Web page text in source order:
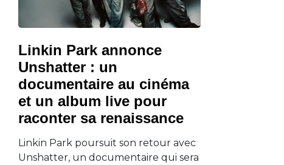
Linkin Park annonce
Unshatter : un
documentaire au cinéma
et un album live pour
raconter sa renaissance
Linkin Park poursuit son retour avec
Unshatter, un documentaire qui sera